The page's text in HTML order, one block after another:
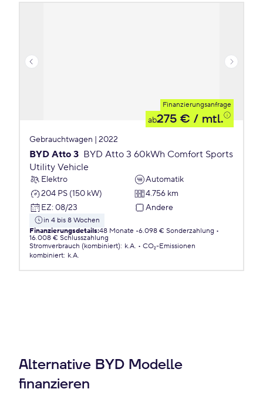
Finanzierungsanfrage
ab275 € / mtl.
Gebrauchtwagen | 2022
BYD Atto 3 BYD Atto 3 60kWh Comfort Sports
Utility Vehicle
Elektro
Automatik
204 PS (150 kW)
4.756 km
EZ: 08/23 Andere
in 4 bis 8 Wochen
Finanzierungsdetails:48 Monate 6.098 € Sonderzahlung
16.008 € Schlusszahlung
Stromverbrauch (kombiniert): k.A.
CO₂-Emissionen
kombiniert: k.A.
Alternative BYD Modelle
finanzieren